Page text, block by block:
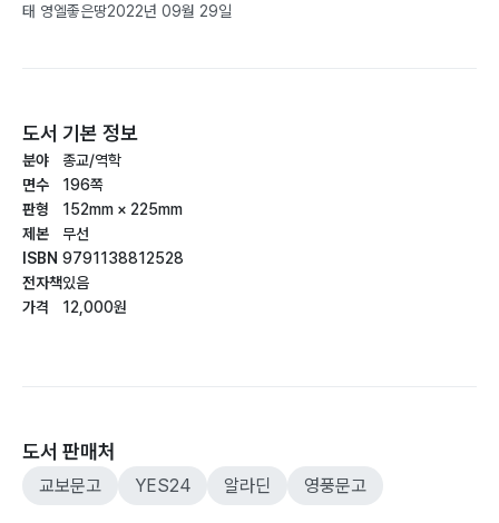
태 영엘좋은땅2022년 09월 29일
도서 기본 정보
분야
면수
판형
제본
ISBN
전자책
가격
종교/역학
196쪽
152mm × 225mm
무선
9791138812528
있음
12,000원
도서 판매처
교보문고 YES24 알라딘 영풍문고